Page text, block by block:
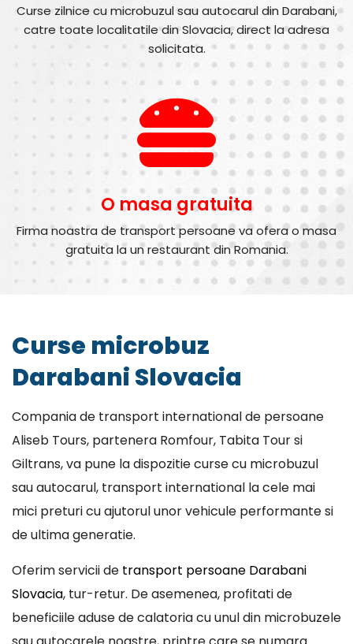
Curse zilnice cu microbuzul sau autocarul din Darabani,
catre toate localitatile din Slovacia, direct la adresa
solicitata.
O masa gratuita
Firma noastra de transport persoane va ofera o masa
gratuita la un restaurant din Romania.
Curse microbuz
Darabani Slovacia
Compania de transport international de persoane
Aliseb Tours, partenera Romfour, Tabita Tour si
Giltrans, va pune la dispozitie curse cu microbuzul
sau autocarul, transport international la cele mai
mici preturi cu ajutorul unor vehicule performante si
de ultima generatie.
Oferim servicii de transport persoane Darabani
Slovacia, tur-retur. De asemenea, profitati de
beneficiile aduse de calatoria cu unul din microbuzele